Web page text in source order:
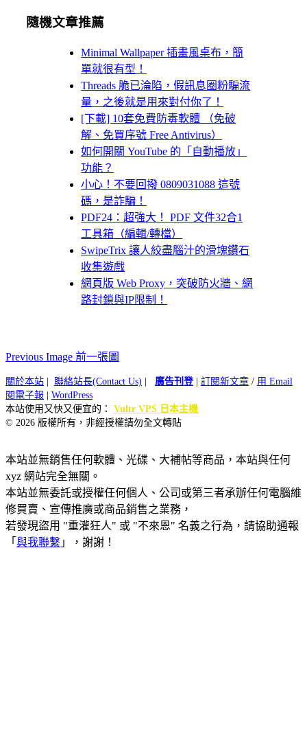
隨機文章推薦
Minimal Wallpaper 插畫風桌布，簡
單就很有型！
Threads 脆已淪陷，假訊息圈粉騙流
量，之後就是用來對付你了！
[下載] 10套免費防毒軟體 （免破
解、免買序號 Free Antivirus）
如何開關 YouTube 的「自動播放」
功能？
小心！不要回撥 0809031088 這號
碼，是詐騙！
PDF24：超強大！ PDF 文件32合1
工具箱（編輯/轉檔）
SwipeTrix 讓人絞盡腦汁的滑塊鑽石
收集遊戲
網頁版 Web Proxy，突破防火牆、網
路封鎖與IP限制！
Previous Image 前一張圖
關於本站 聯絡站長(Contact Us) 廣告刊登| 訂閱新文章 / 用 Email
閱電子報
WordPress
本站使用又快又便宜的： Vultr VPS 日本主機
© 2026 版權所有，非經授權請勿全文轉貼
本站並無銷售任何軟體、光碟、大補帖等商品，本站與任何
xyz 網站完全無關。
本站並無委託或授權任何個人、公司或第三者承辦任何電腦維
修買賣、宣傳推廣或商品銷售之業務，
若發現盜用 "重灌狂人" 或 "不來恩" 名義之行為，請協助通報
「 與我聯繫 」，謝謝！